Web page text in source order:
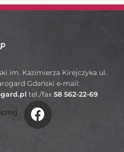
im. Kazimierza Kirejczyka ul.
Gdański e-mail:
tel./fax 58 562-22-69